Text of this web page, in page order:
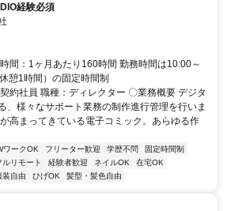
経験必須
間：1ヶ月あたり160時間 勤務時間は10:00～
憩1時間）の固定時間制
約社員 職種：ディレクター 〇業務概要 デジタ
、様々なサポート業務の制作進行管理を行いま
高まってきている電子コミック。あらゆる作
ワークOK フリーター歓迎 学歴不問
固定時間制
ルリモート 経験者歓迎 ネイルOK
在宅OK
装自由 ひげOK 髪型・髪色自由